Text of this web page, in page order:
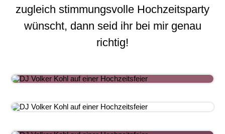
zugleich stimmungsvolle Hochzeitsparty
wünscht, dann seid ihr bei mir genau
richtig!